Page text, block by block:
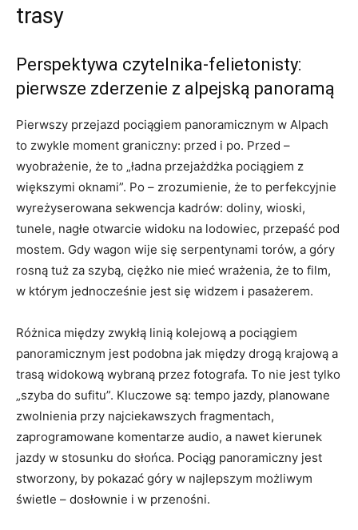
trasy
Perspektywa czytelnika-felietonisty:
pierwsze zderzenie z alpejską panoramą
Pierwszy przejazd pociągiem panoramicznym w Alpach
to zwykle moment graniczny: przed i po. Przed –
wyobrażenie, że to „ładna przejażdżka pociągiem z
większymi oknami”. Po – zrozumienie, że to perfekcyjnie
wyreżyserowana sekwencja kadrów: doliny, wioski,
tunele, nagłe otwarcie widoku na lodowiec, przepaść pod
mostem. Gdy wagon wije się serpentynami torów, a góry
rosną tuż za szybą, ciężko nie mieć wrażenia, że to film,
w którym jednocześnie jest się widzem i pasażerem.
Różnica między zwykłą linią kolejową a pociągiem
panoramicznym jest podobna jak między drogą krajową a
trasą widokową wybraną przez fotografa. To nie jest tylko
„szyba do sufitu”. Kluczowe są: tempo jazdy, planowane
zwolnienia przy najciekawszych fragmentach,
zaprogramowane komentarze audio, a nawet kierunek
jazdy w stosunku do słońca. Pociąg panoramiczny jest
stworzony, by pokazać góry w najlepszym możliwym
świetle – dosłownie i w przenośni.